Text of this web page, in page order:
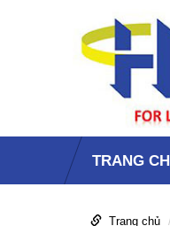
TRANG
Trang chủ